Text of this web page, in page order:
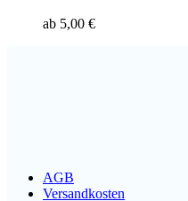
ab 5,00 €
AGB
Versandkosten